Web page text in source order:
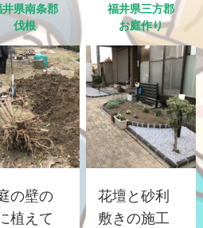
県南条郡
伐根
の壁の
植えて
福井県三方郡
お庭作り
花壇と砂利
敷きの施工